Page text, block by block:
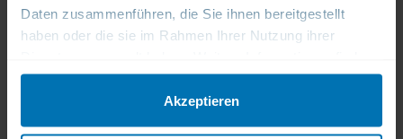
Daten zusammenführen, die Sie ihnen bereitgestellt
haben oder die sie im Rahmen Ihrer Nutzung ihrer
Sie in unserer Datenschutzerklärung.
Akzeptieren
Wie können Eltern die metabolische
Gesundheit praktisch unterstützen?
Ein Frühstück mit einer Eiweißkomponente einbauen.
Kurze Spaziergänge vor oder nach der Schule.